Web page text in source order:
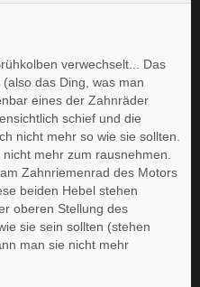
verwechselt... Das
das Ding, was man
eines der Zahnräder
schief und die
nicht mehr so wie sie sollten.
mehr zum rausnehmen.
Zahnriemenrad des Motors
beiden Hebel stehen
oberen Stellung des
sie sein sollten (stehen
man sie nicht mehr